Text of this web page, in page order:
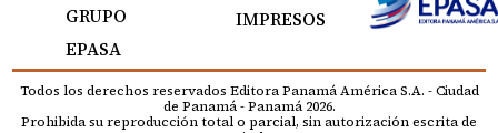
GRUPO
EPASA
IMPRESOS
Todos los derechos reservados Editora Panamá América S.A. - Ciudad
de Panamá - Panamá 2026.
Prohibida su reproducción total o parcial, sin autorización escrita de